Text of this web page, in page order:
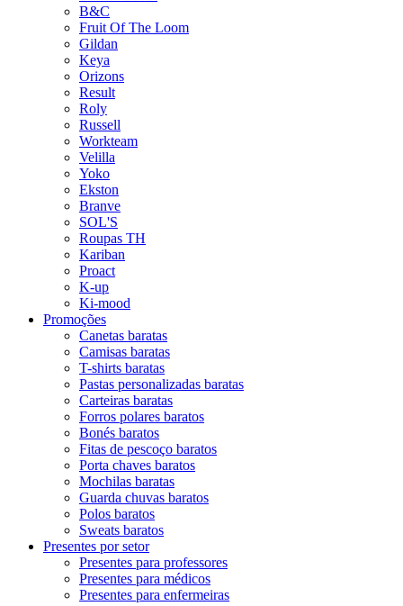
B&C
Fruit Of The Loom
Gildan
Keya
Orizons
Result
Roly
Russell
Workteam
Velilla
Yoko
Ekston
Branve
SOL'S
Roupas TH
Kariban
Proact
K-up
Ki-mood
Promoções
Canetas baratas
Camisas baratas
T-shirts baratas
Pastas personalizadas baratas
Carteiras baratas
Forros polares baratos
Bonés baratos
Fitas de pescoço baratos
Porta chaves baratos
Mochilas baratas
Guarda chuvas baratos
Polos baratos
Sweats baratos
Presentes por setor
Presentes para professores
Presentes para médicos
Presentes para enfermeiras